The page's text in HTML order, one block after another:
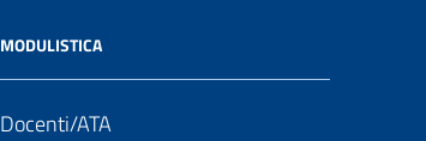
MODULISTICA
Docenti/ATA